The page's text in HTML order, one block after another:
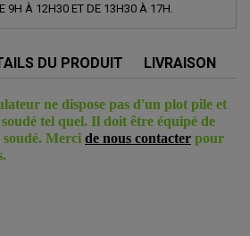
9H À 12H30 ET DE 13H30 À 17H.
DU PRODUIT LIVRAISON
ne dispose pas d'un plot pile et
tel quel. Il doit être équipé de
Merci de nous contacter pour